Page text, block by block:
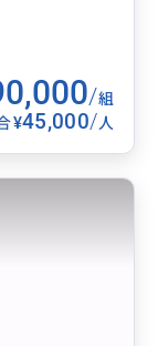
/組
¥45,000/人